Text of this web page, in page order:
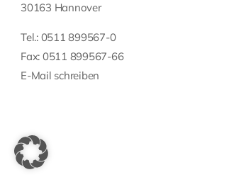
30163 Hannover
Tel.: 0511 899567-0
Fax: 0511 899567-66
E-Mail schreiben